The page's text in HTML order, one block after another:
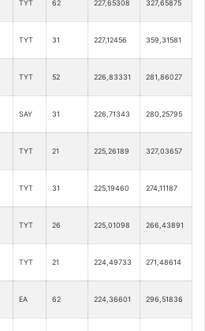
TYT 62 227,65308 327,65875
TYT 31 227,12456 359,31581
TYT 52 226,83331 281,86027
SAY 31 226,71343 280,25795
TYT 21 225,26189 327,03657
TYT 31 225,19460 274,11187
TYT 26 225,01098 266,43891
TYT 21 224,49733 271,48614
EA 62 224,36601 296,51836